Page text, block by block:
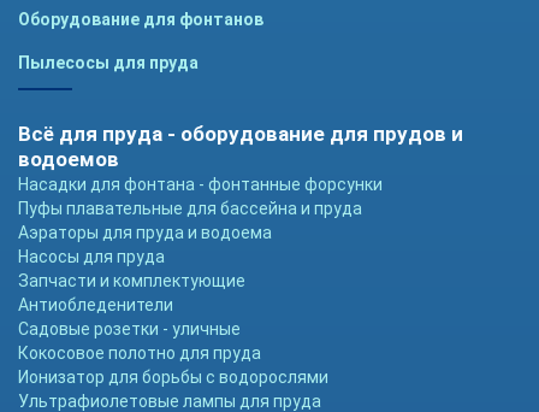
Оборудование для фонтанов
Пылесосы для пруда
Всё для пруда - оборудование для прудов и
водоемов
Насадки для фонтана - фонтанные форсунки
Пуфы плавательные для бассейна и пруда
Аэраторы для пруда и водоема
Насосы для пруда
Запчасти и комплектующие
Антиобледенители
Садовые розетки - уличные
Кокосовое полотно для пруда
Ионизатор для борьбы с водорослями
Ультрафиолетовые лампы для пруда